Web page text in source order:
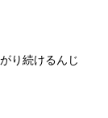
り続けるんじ